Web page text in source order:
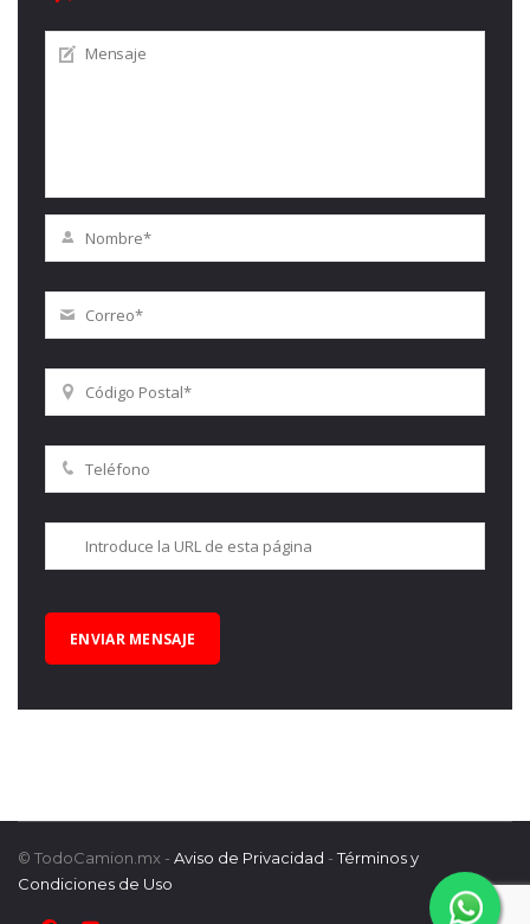
© TodoCamion.mx - Aviso de Privacidad -Términos y
Condiciones de Uso